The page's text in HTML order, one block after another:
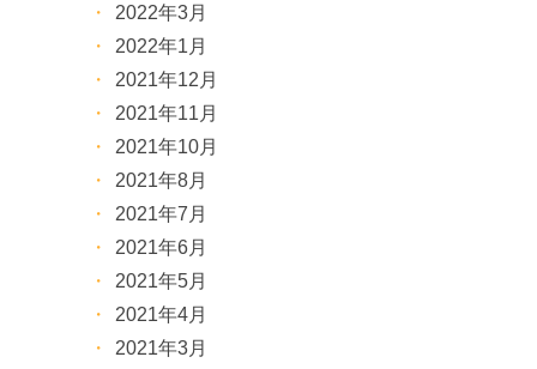
2022年3月
2022年1月
2021年12月
2021年11月
2021年10月
2021年8月
2021年7月
2021年6月
2021年5月
2021年4月
2021年3月